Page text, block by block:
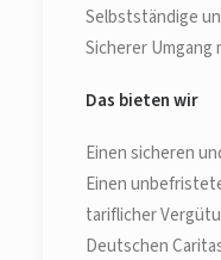
Selbstständige
Sicherer Umgang
Das bieten wir
Einen sicheren
Einen
tariflicher
Deutschen